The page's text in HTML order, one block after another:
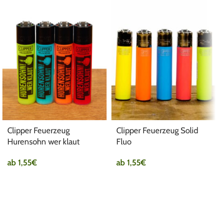
Clipper Feuerzeug
Hurensohn wer klaut
ab 1,55€
Clipper Feuerzeug Solid
Fluo
ab 1,55€